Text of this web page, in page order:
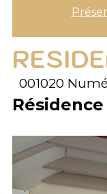
001020